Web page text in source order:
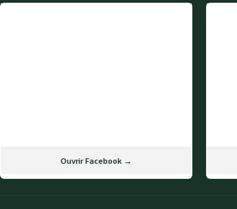
Ouvrir Facebook →